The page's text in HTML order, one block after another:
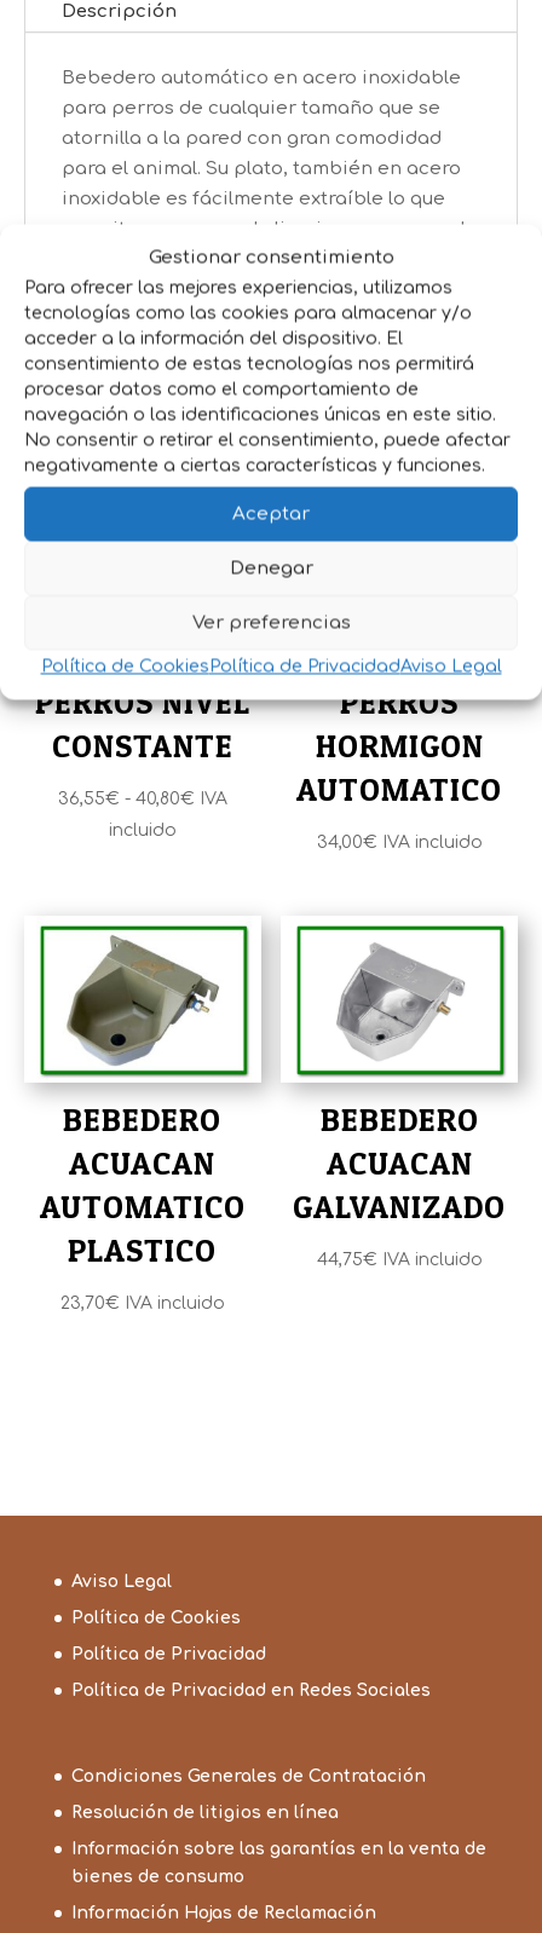
Gestionar consentimiento
Para ofrecer las mejores experiencias, utilizamos
tecnologías como las cookies para almacenar y/o
acceder a la información del dispositivo. El
consentimiento de estas tecnologías nos permitirá
procesar datos como el comportamiento de
navegación o las identificaciones únicas en este sitio.
No consentir o retirar el consentimiento, puede afectar
negativamente a ciertas características y funciones.
Aceptar
Denegar
Ver preferencias
Política de Cookies Política de PrivacidadAviso Legal
Descripción
Bebedero automático en acero inoxidable
para perros de cualquier tamaño que se
atornilla a la pared con gran comodidad
para el animal. Su plato, también en acero
inoxidable es fácilmente extraíble lo que
permite que se pueda limpiar por separado
garantizando una mayor calidad del agua.
Medidas: 25x26x13 Cm
Productos relacionados
BEBEDERO
PERROS NIVEL
CONSTANTE
36,55€ - 40,80€Rango
36,55€
40,80€
IVA
incluido
BEBEDERO
PERROS
HORMIGON
AUTOMATICO
34,00€ IVA incluido
BEBEDERO
ACUACAN
AUTOMATICO
PLASTICO
23,70€ IVA incluido
BEBEDERO
ACUACAN
GALVANIZADO
44,75€ IVA incluido
Aviso Legal
Política de Cookies
Política de Privacidad
Política de Privacidad en Redes Sociales
Condiciones Generales de Contratación
Resolución de litigios en línea
Información sobre las garantías en la venta de
bienes de consumo
Información Hojas de Reclamación